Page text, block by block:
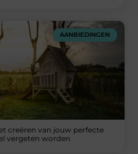
AANBIEDINGEN
creëren van jouw perfecte
vergeten worden